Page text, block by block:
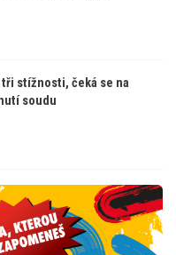
tři stížnosti, čeká se na
soudu